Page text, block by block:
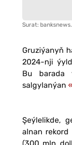
Surat:
Gruziýanyň
2024-nji
Bu barada
salgylanýan
Şeýlelikde,
alnan rekord